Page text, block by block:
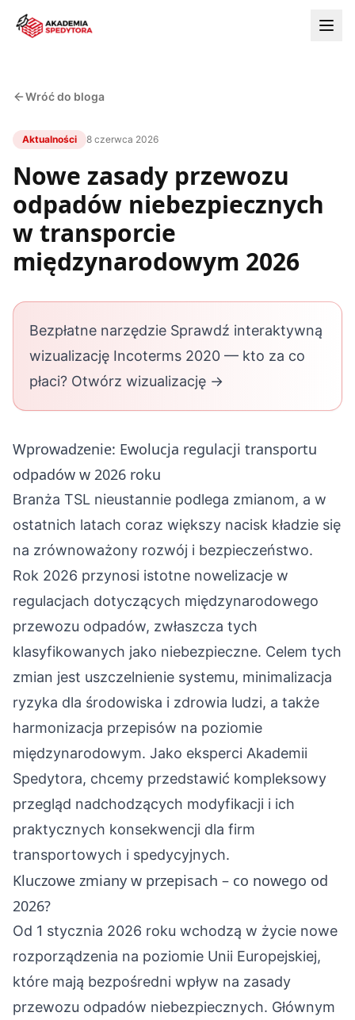
Wróć do bloga
Aktualności 8 czerwca 2026
Nowe zasady przewozu
odpadów niebezpiecznych
w transporcie
międzynarodowym 2026
Bezpłatne narzędzie Sprawdź interaktywną
wizualizację Incoterms 2020 — kto za co
płaci? Otwórz wizualizację →
Wprowadzenie: Ewolucja regulacji transportu
odpadów w 2026 roku
Branża TSL nieustannie podlega zmianom, a w
ostatnich latach coraz większy nacisk kładzie się
na zrównoważony rozwój i bezpieczeństwo.
Rok 2026 przynosi istotne nowelizacje w
regulacjach dotyczących międzynarodowego
przewozu odpadów, zwłaszcza tych
klasyfikowanych jako niebezpieczne. Celem tych
zmian jest uszczelnienie systemu, minimalizacja
ryzyka dla środowiska i zdrowia ludzi, a także
harmonizacja przepisów na poziomie
międzynarodowym. Jako eksperci Akademii
Spedytora, chcemy przedstawić kompleksowy
przegląd nadchodzących modyfikacji i ich
praktycznych konsekwencji dla firm
transportowych i spedycyjnych.
Kluczowe zmiany w przepisach – co nowego od
2026?
Od 1 stycznia 2026 roku wchodzą w życie nowe
rozporządzenia na poziomie Unii Europejskiej,
które mają bezpośredni wpływ na zasady
przewozu odpadów niebezpiecznych. Głównym